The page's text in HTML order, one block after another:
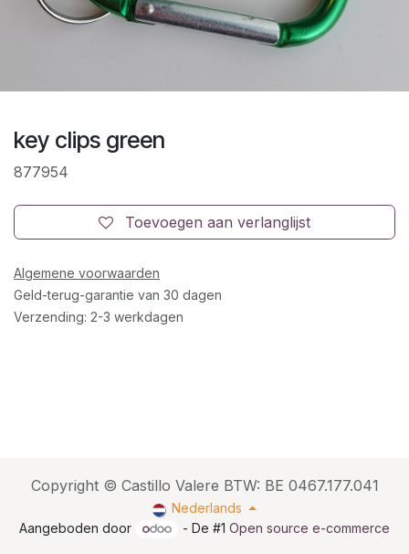
key clips green
877954
Toevoegen aan verlanglijst
Algemene voorwaarden
Geld-terug-garantie van 30 dagen
Verzending: 2-3 werkdagen
Copyright © Castillo Valere BTW: BE 0467.177.041
Nederlands
Aangeboden door
- De #1Open source e-commerce